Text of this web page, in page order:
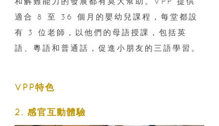
適合 8 至 36 個月的嬰幼兒課程，每堂都設
有 3 位老師，以他們的母語授課，包括英
語、粵語和普通話，促進小朋友的三語學習。
VPP特色
2. 感官互動體驗